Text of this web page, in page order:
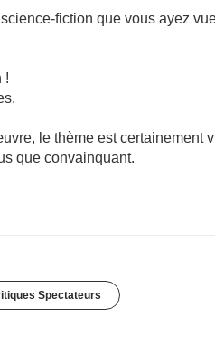
fiction que vous ayez
!
le thème est certainement
que convainquant.
Spectateurs